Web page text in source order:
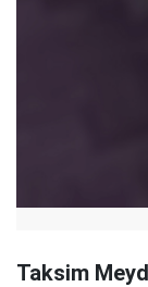
Taksim